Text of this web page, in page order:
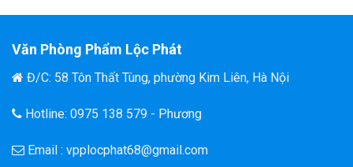
Văn Phòng Phẩm Lộc Phát
Đ/C: 58 Tôn Thất Tùng, phường Kim Liên, Hà Nội
Hotline: 0975 138 579 - Phương
Email : vpplocphat68@gmail.com